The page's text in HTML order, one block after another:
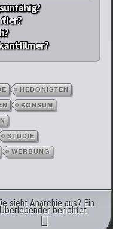
HEDONISTEN
KONSUM
STUDIE
WERBUNG
sieht Anarchie aus? Ein
Überlebender berichtet.